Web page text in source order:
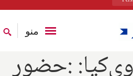
منو
:حضور